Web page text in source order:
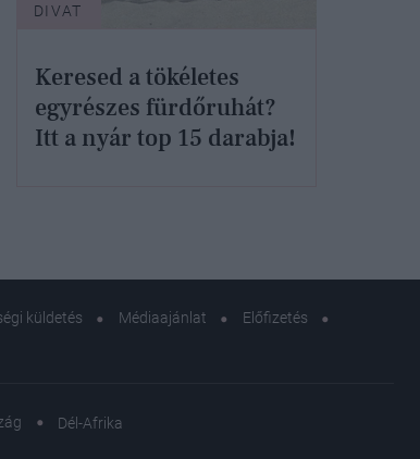
DIVAT
Keresed a tökéletes
egyrészes fürdőruhát?
Itt a nyár top 15 darabja!
küldetés Médiaajánlat
Előfizetés
Dél-Afrika